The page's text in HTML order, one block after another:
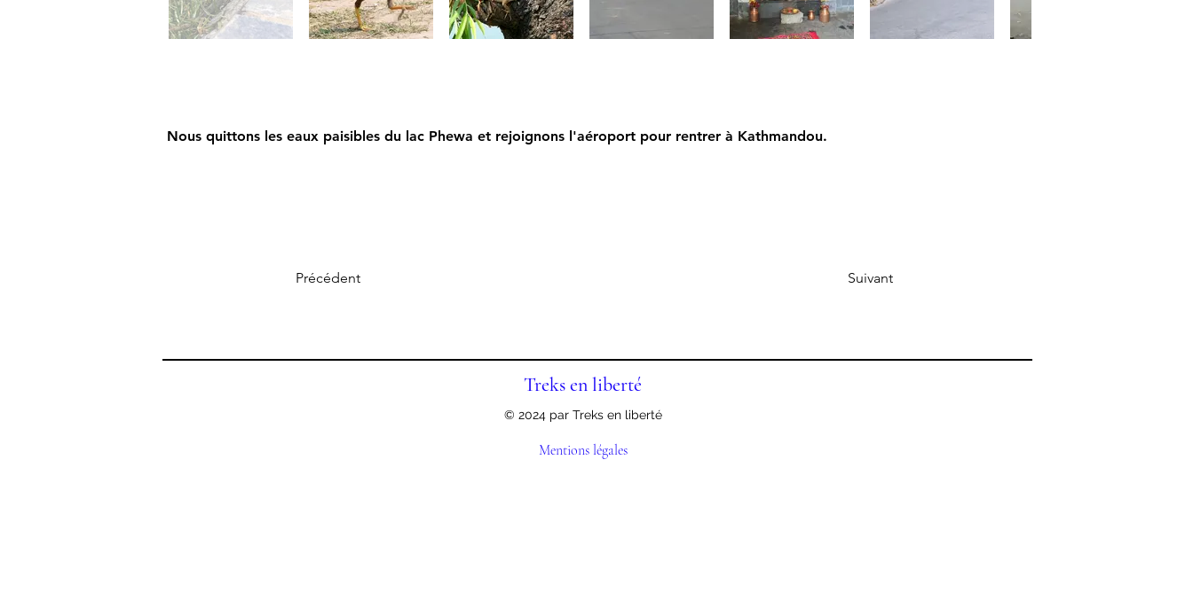
Nous quittons les eaux paisibles du lac Phewa et rejoignons l'aéroport pour rentrer à Kathmandou.
Précédent Suivant
Treks en liberté
© 2024 par Treks en liberté
Mentions légales